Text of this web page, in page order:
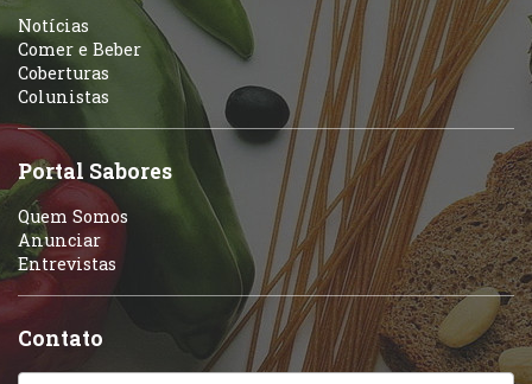
Portuguesa
Self-service
Sobremesas e sorvetes
Variados
Notícias
Comer e Beber
Coberturas
Colunistas
Portal Sabores
Quem Somos
Anunciar
Entrevistas
Contato